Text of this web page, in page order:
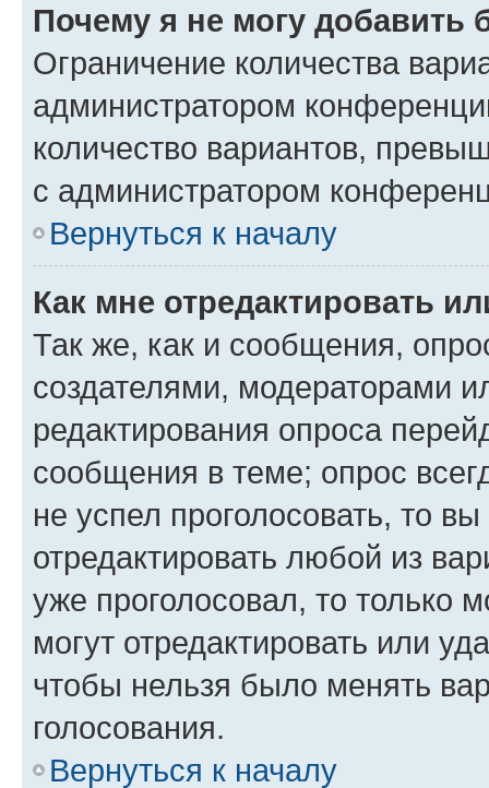
Почему я не могу добавить
Ограничение количества
администратором
количество вариантов,
с администратором
Вернуться к началу
Как мне отредактировать
Так же, как и сообщения,
создателями, модераторами
редактирования опроса
сообщения в теме; опрос
не успел проголосовать, то
отредактировать любой из
уже проголосовал, то только
могут отредактировать или
чтобы нельзя было менять
голосования.
Вернуться к началу